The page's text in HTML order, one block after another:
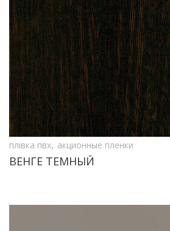
плівка пвх, акционные пленки
ВЕНГЕ ТЕМНЫЙ